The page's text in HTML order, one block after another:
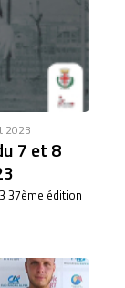
2023
7 et 8
37ème édition